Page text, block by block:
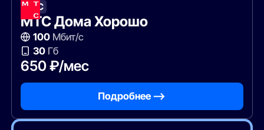
МТС
МТС Дома Хорошо
100Мбит/с
30Гб
650 ₽/мес
Подробнее —>